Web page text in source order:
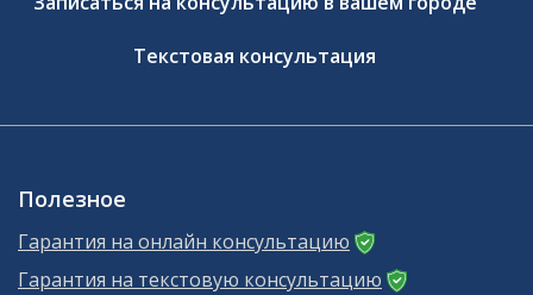
Текстовая консультация
Полезное
Гарантия на онлайн консультацию
Гарантия на текстовую консультацию